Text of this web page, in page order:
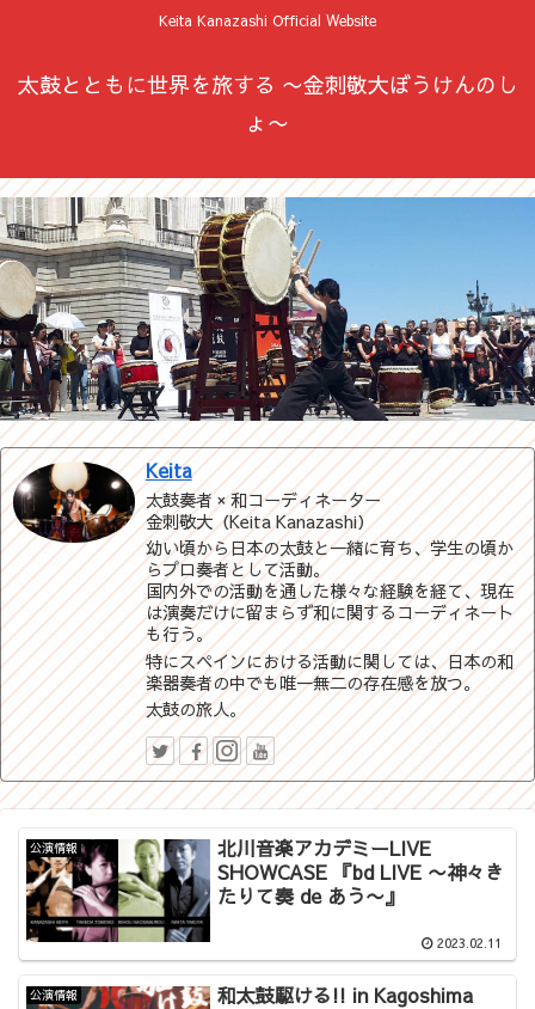
Keita Kanazashi Official Website
太鼓とともに世界を旅する 〜金刺敬大ぼうけんのし
ょ〜
Keita
太鼓奏者 × 和コーディネーター
金刺敬大（Keita Kanazashi）
幼い頃から日本の太鼓と一緒に育ち、学生の頃か
らプロ奏者として活動。
国内外での活動を通した様々な経験を経て、現在
は演奏だけに留まらず和に関するコーディネート
も行う。
特にスペインにおける活動に関しては、日本の和
楽器奏者の中でも唯一無二の存在感を放つ。
太鼓の旅人。
公演情報
北川音楽アカデミーLIVE
SHOWCASE 『bd LIVE 〜神々き
たりて奏 de あう〜』
2023.02.11
公演情報 和太鼓駆ける!! in Kagoshima